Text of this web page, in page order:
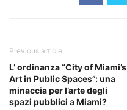
Previous article
L’ ordinanza “City of Miami’s
Art in Public Spaces”: una
minaccia per l’arte degli
spazi pubblici a Miami?